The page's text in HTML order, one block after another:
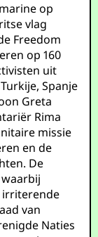
op
vlag
Freedom
op 160
uit
Spanje
Greta
Rima
missie
en de
De
irriterende
van
Naties